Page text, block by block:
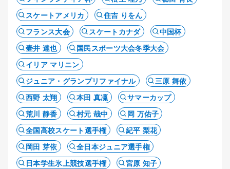
スケートアメリカ
住吉 りをん
フランス大会
スケートカナダ
中国杯
壷井 達也
国民スポーツ大会冬季大会
イリア マリニン
ジュニア・グランプリファイナル
三原 舞依
西野 太翔
本田 真凜
サマーカップ
荒川 静香
村元 哉中
岡 万佑子
全国高校スケート選手権
紀平 梨花
岡田 芽依
全日本ジュニア選手権
日本学生氷上競技選手権
宮原 知子